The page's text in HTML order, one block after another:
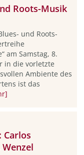
Roots-Musik
und Roots-
am Samstag, 8.
in die vorletzte
Ambiente des
ist das